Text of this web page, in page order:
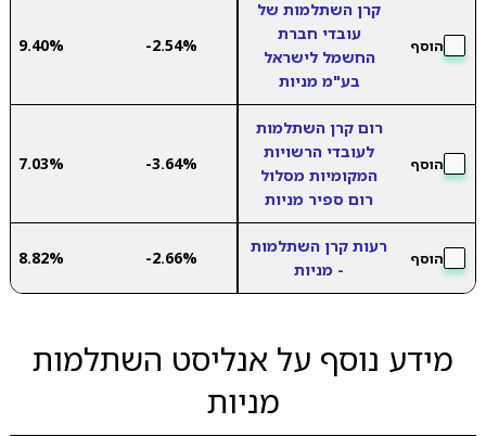
הוסף
קרן השתלמות של
עובדי חברת
החשמל לישראל
בע"מ מניות
-2.54%
9.40%
הוסף
רום קרן השתלמות
לעובדי הרשויות
המקומיות מסלול
רום ספיר מניות
-3.64%
7.03%
הוסף
רעות קרן השתלמות
- מניות
-2.66%
8.82%
מידע נוסף על אנליסט השתלמות
מניות